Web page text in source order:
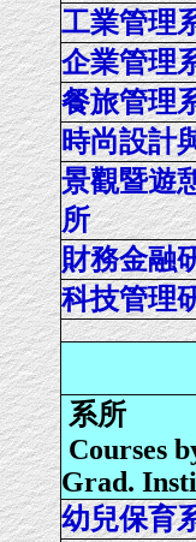
工業管理
企業管理
餐旅管理
時尚設計
景觀暨遊
所
財務金融
科技管理
系所
Courses
Grad.
幼兒保育